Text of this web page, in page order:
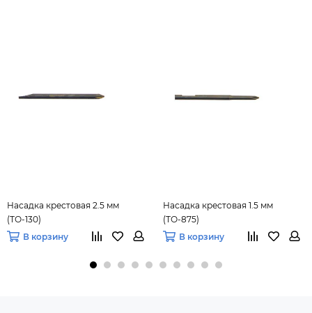
Насадка крестовая 2.5 мм
(ТО-130)
В корзину
Насадка крестовая 1.5 мм
(ТО-875)
В корзину